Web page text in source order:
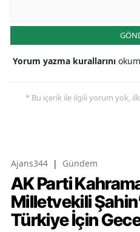
Yorum yazma kurallarını
* Bu içerik ile ilgili yorum yok,
Ajans344 | Gündem
AK Parti
Milletvekili
Türkiye İçin